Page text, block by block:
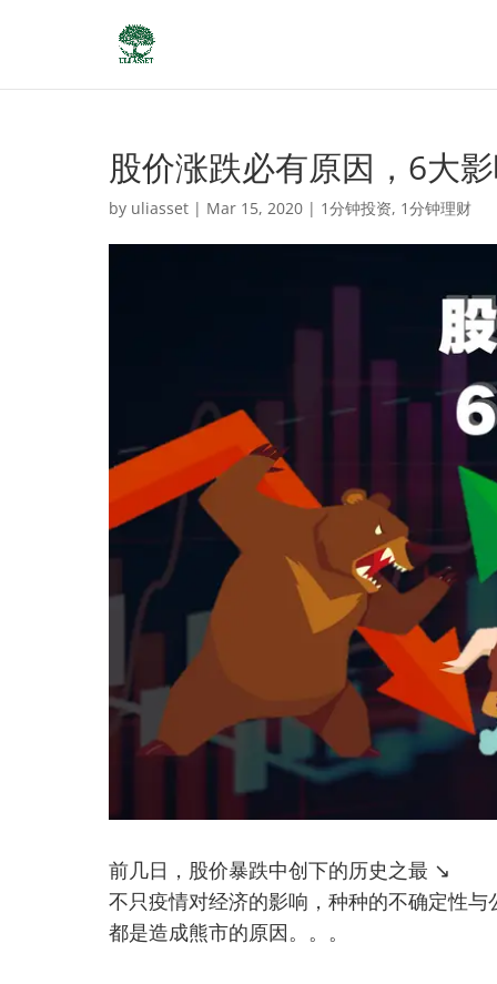
股价涨跌必有原因，6大
by uliasset | Mar 15, 2020 | 1分钟投资, 1分钟理财
前几日，股价暴跌中创下的历史之最 ↘️
不只疫情对经济的影响，种种的不确定性与
都是造成熊市的原因。。。